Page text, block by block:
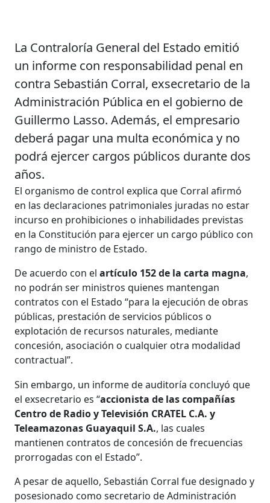
La Contraloría General del Estado emitió
un informe con responsabilidad penal en
contra Sebastián Corral, exsecretario de la
Administración Pública en el gobierno de
Guillermo Lasso. Además, el empresario
deberá pagar una multa económica y no
podrá ejercer cargos públicos durante dos
años.
El organismo de control explica que Corral afirmó
en las declaraciones patrimoniales juradas no estar
incurso en prohibiciones o inhabilidades previstas
en la Constitución para ejercer un cargo público con
rango de ministro de Estado.
De acuerdo con elartículo 152 de la carta magna,
no podrán ser ministros quienes mantengan
contratos con el Estado “para la ejecución de obras
públicas, prestación de servicios públicos o
explotación de recursos naturales, mediante
concesión, asociación o cualquier otra modalidad
contractual”.
Sin embargo, un informe de auditoría concluyó que
el exsecretario es “accionista de las compañías
Centro de Radio y Televisión CRATEL C.A. y
Teleamazonas Guayaquil S.A., las cuales
mantienen contratos de concesión de frecuencias
prorrogadas con el Estado”.
A pesar de aquello, Sebastián Corral fue designado y
posesionado como secretario de Administración